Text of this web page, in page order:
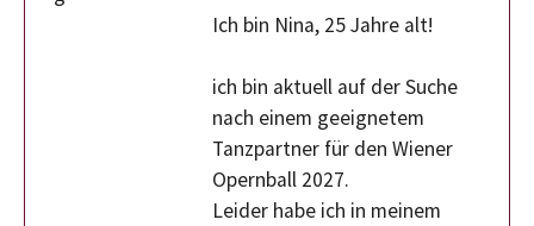
Ich bin Nina, 25 Jahre alt!
ich bin aktuell auf der Suche
nach einem geeignetem
Tanzpartner für den Wiener
Opernball 2027.
Leider habe ich in meinem